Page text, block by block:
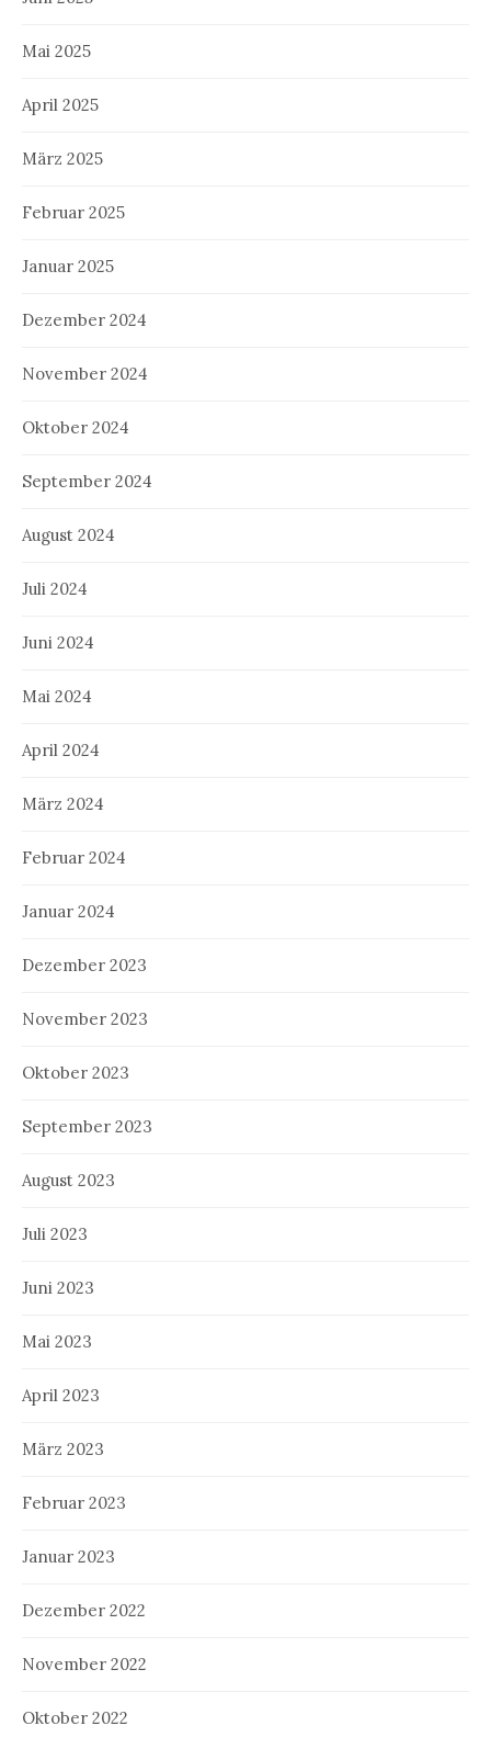
Mai 2025
April 2025
März 2025
Februar 2025
Januar 2025
Dezember 2024
November 2024
Oktober 2024
September 2024
August 2024
Juli 2024
Juni 2024
Mai 2024
April 2024
März 2024
Februar 2024
Januar 2024
Dezember 2023
November 2023
Oktober 2023
September 2023
August 2023
Juli 2023
Juni 2023
Mai 2023
April 2023
März 2023
Februar 2023
Januar 2023
Dezember 2022
November 2022
Oktober 2022